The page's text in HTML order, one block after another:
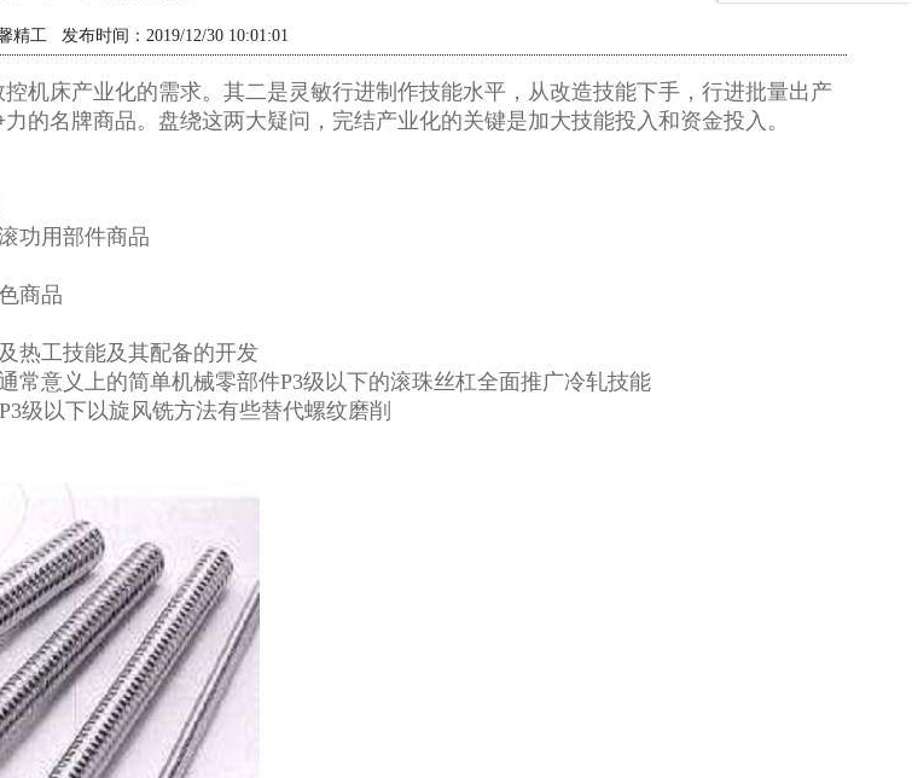
精工 发布时间：2019/12/30 10:01:01
机床产业化的需求。其二是灵敏行进制作技能水平，从改造技能下手，行进批量出产
的名牌商品。盘绕这两大疑问，完结产业化的关键是加大技能投入和资金投入。
功用部件商品
商品
热工技能及其配备的开发
意义上的简单机械零部件P3级以下的滚珠丝杠全面推广冷轧技能
级以下以旋风铣方法有些替代螺纹磨削